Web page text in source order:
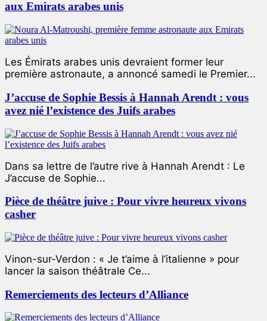
aux Emirats arabes unis
Les Émirats arabes unis devraient former leur
première astronaute, a annoncé samedi le Premier...
J’accuse de Sophie Bessis à Hannah Arendt : vous
avez nié l’existence des Juifs arabes
Dans sa lettre de l’autre rive à Hannah Arendt : Le
J’accuse de Sophie...
Pièce de théâtre juive : Pour vivre heureux vivons
casher
Vinon-sur-Verdon : « Je t’aime à l’italienne » pour
lancer la saison théâtrale Ce...
Remerciements des lecteurs d’Alliance